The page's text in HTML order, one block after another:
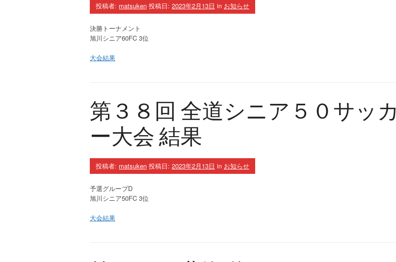
投稿者: matsuken 投稿日: 2023年2月13日 in お知らせ
決勝トーナメント
旭川シニア60FC 3位
大会結果
第３８回 全道シニア５０サッカ
ー大会 結果
投稿者: matsuken 投稿日: 2023年2月13日 in お知らせ
予選グループD
旭川シニア50FC 3位
大会結果